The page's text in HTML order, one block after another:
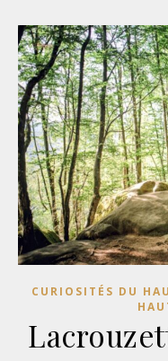
CURIOSITÉS DU